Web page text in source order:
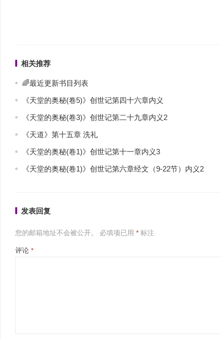
相关推荐
🌈最近更新书目列表
《天堂的奥秘(卷5)》创世记第四十六章内义
《天堂的奥秘(卷3)》创世记第二十九章内义2
《天道》第十五章 洗礼
《天堂的奥秘(卷1)》创世记第十一章内义3
《天堂的奥秘(卷1)》创世记第六章经文（9-22节）内义2
发表回复
您的邮箱地址不会被公开。 必填项已用 * 标注
评论 *